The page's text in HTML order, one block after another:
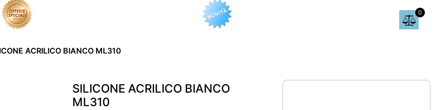
0
ACRILICO BIANCO ML310
SILICONE ACRILICO BIANCO
ML310